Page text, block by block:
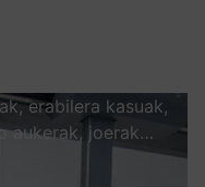
erabilera kasuak,
aukerak, joerak…